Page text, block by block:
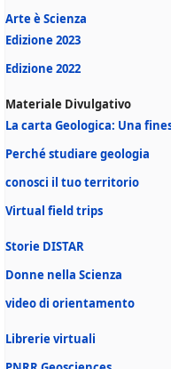
Arte è Scienza
Edizione 2023
Edizione 2022
Materiale Divulgativo
La carta Geologica: Una
Perché studiare geologia
conosci il tuo territorio
Virtual field trips
Storie DISTAR
Donne nella Scienza
video di orientamento
Librerie virtuali